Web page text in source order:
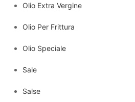
Olio Extra Vergine
Olio Per Frittura
Olio Speciale
Sale
Salse